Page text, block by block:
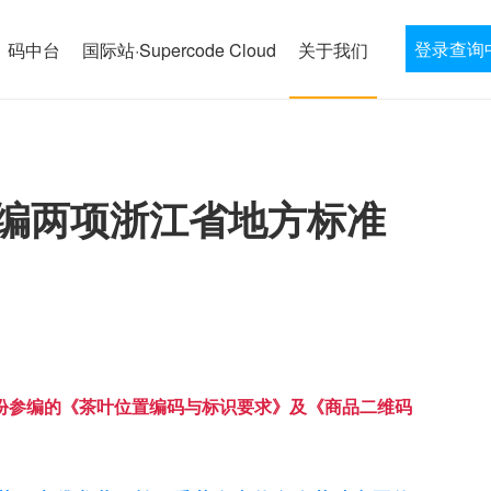
码中台 国际站·Supercode Cloud 关于我们 登录查询
两项浙江省地方标准
编的《茶叶位置编码与标识要求》及《商品二维码